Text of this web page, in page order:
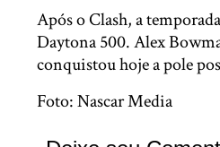
Após o Clash, a
Daytona 500. Alex
conquistou hoje a pole
Foto: Nascar Media